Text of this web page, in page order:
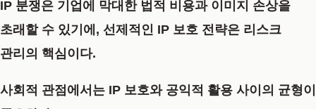
IP 분쟁은 기업에 막대한 법적 비용과 이미지 손상을
초래할 수 있기에, 선제적인 IP 보호 전략은 리스크
관리의 핵심이다.
사회적 관점에서는 IP 보호와 공익적 활용 사이의 균형이